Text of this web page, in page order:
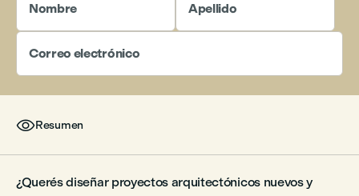
Nombre Apellido
Correo electrónico
Resumen
¿Querés diseñar proyectos arquitectónicos nuevos y